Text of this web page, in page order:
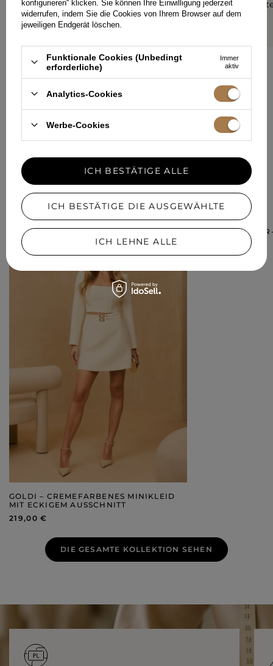
Einzigartigkeit des Stils bei.
Ich empfehle es von ganzem
Herzen.
ANONIM
Für Ihre Bewertung erhalten Sie
15 Pkt.
in unserem Treueprogramm.
IN EINER ÄHNLICHEN FARBE
GOLDI – CREMEFARBENES MINIKLEID
MIT ECKIGEM AUSSCHNITT
219,00 €
ZISSA –
DIE GESAMTE KOLLEKTION SEHEN
konfigurieren“ klicken. Sie können Ihre Einwilligung jederzeit
widerrufen, indem Sie die Cookies von Ihrem Browser auf dem
jeweiligen Endgerät löschen.
Funktionale Cookies (Unbedingt
erforderliche)
Immer
aktiv
Analytics-Cookies
Werbe-Cookies
ICH BESTÄTIGE DIE AUSGEWÄHLTE
ICH LEHNE ALLE
ICH BESTÄTIGE ALLE